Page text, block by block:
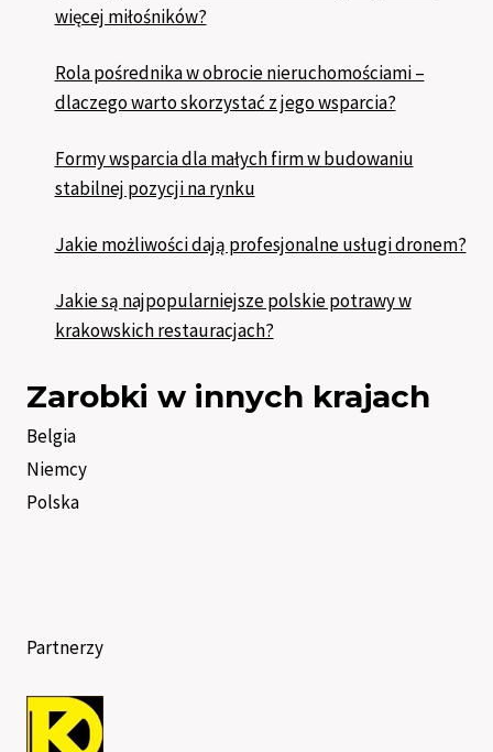
więcej miłośników?
Rola pośrednika w obrocie nieruchomościami –
dlaczego warto skorzystać z jego wsparcia?
Formy wsparcia dla małych firm w budowaniu
stabilnej pozycji na rynku
Jakie możliwości dają profesjonalne usługi dronem?
Jakie są najpopularniejsze polskie potrawy w
krakowskich restauracjach?
Zarobki w innych krajach
Belgia
Niemcy
Polska
Partnerzy